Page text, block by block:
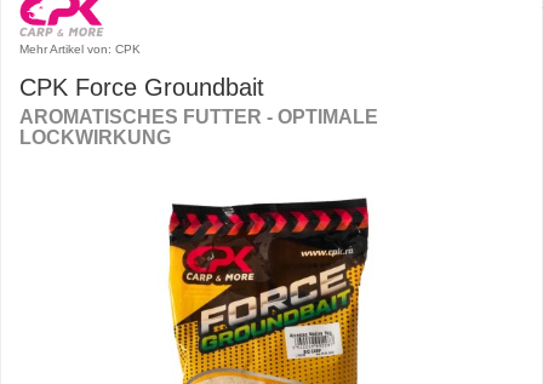
Mehr Artikel von: CPK
CPK Force Groundbait
AROMATISCHES FUTTER - OPTIMALE
LOCKWIRKUNG